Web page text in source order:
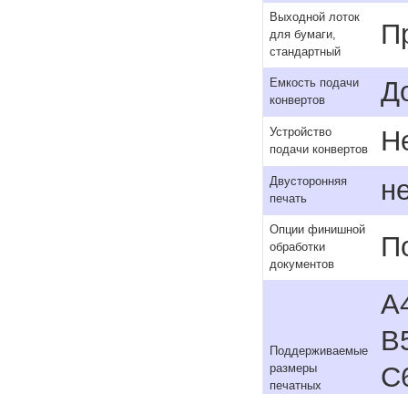
Выходной лоток
для бумаги,
стандартный
Емкость подачи
конвертов
Устройство
подачи конвертов
Двусторонняя
печать
Опции финишной
обработки
документов
Поддерживаемые
размеры
печатных